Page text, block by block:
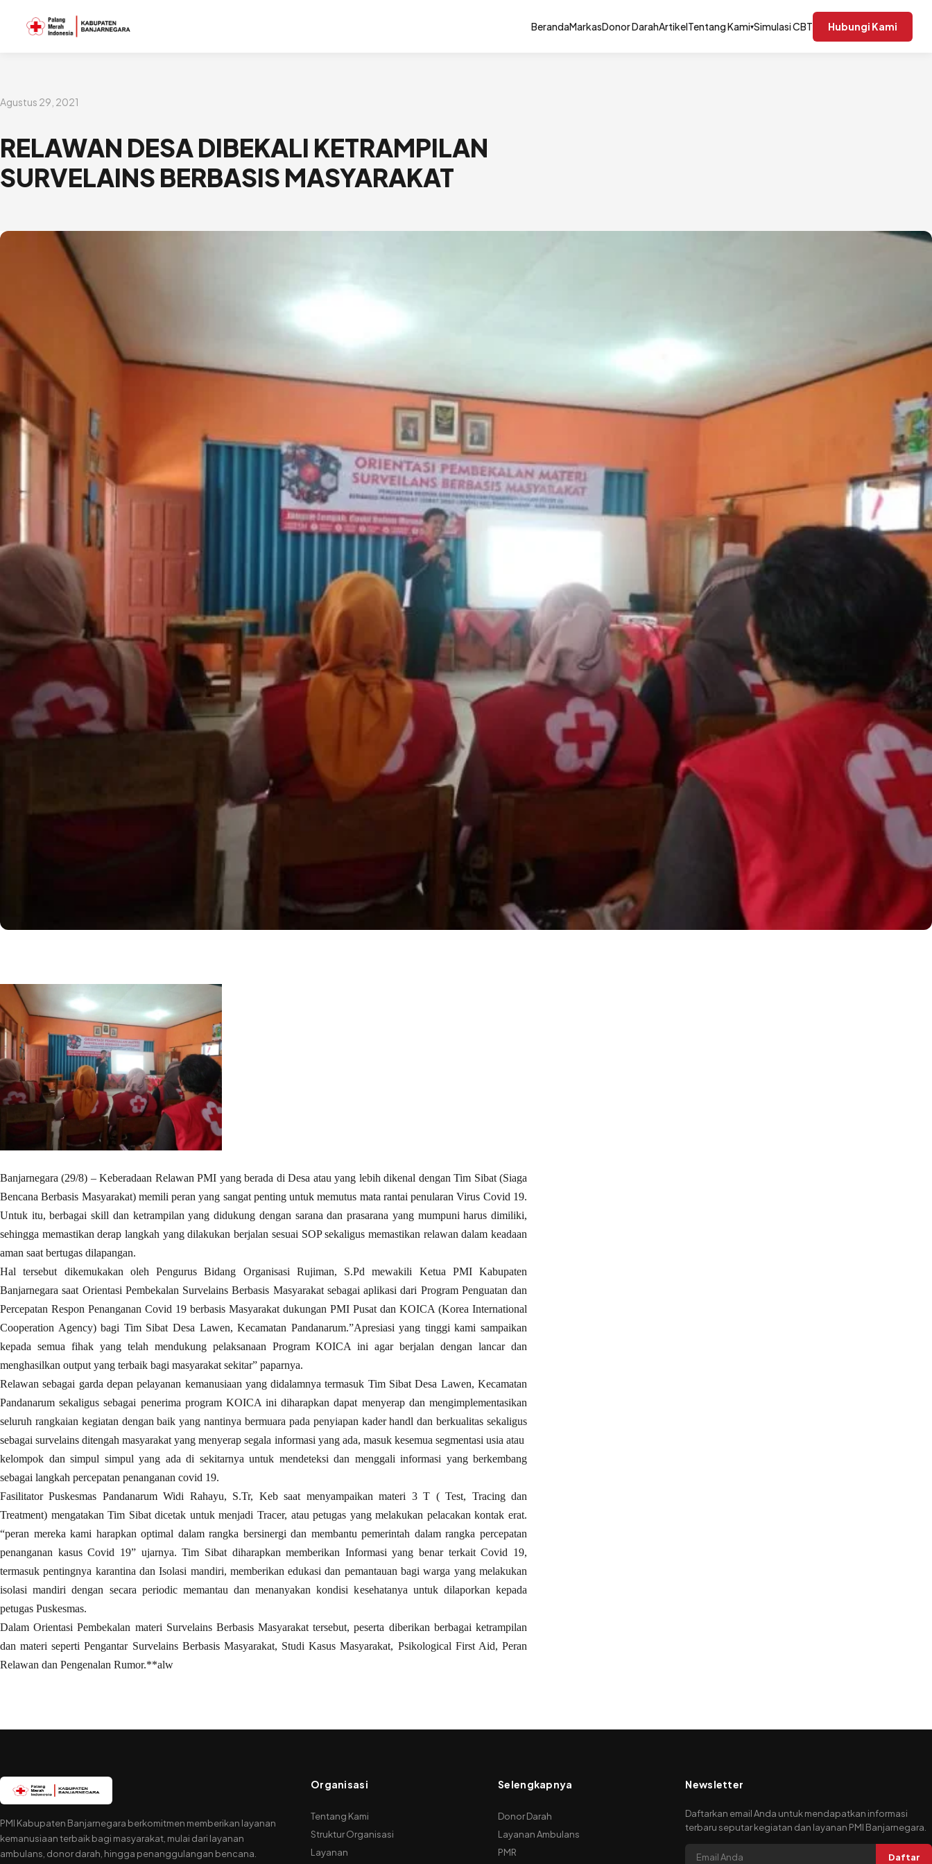
BerandaMarkasDonor DarahArtikelTentang Kami▾Simulasi CBT Hubungi Kami
Agustus 29, 2021
RELAWAN DESA DIBEKALI KETRAMPILAN
SURVELAINS BERBASIS MASYARAKAT
Banjarnegara (29/8) – Keberadaan Relawan PMI yang berada di Desa atau yang lebih dikenal dengan Tim Sibat (Siaga
Bencana Berbasis Masyarakat) memili peran yang sangat penting untuk memutus mata rantai penularan Virus Covid 19.
Untuk itu, berbagai skill dan ketrampilan yang didukung dengan sarana dan prasarana yang mumpuni harus dimiliki,
sehingga memastikan derap langkah yang dilakukan berjalan sesuai SOP sekaligus memastikan relawan dalam keadaan
aman saat bertugas dilapangan.
Hal tersebut dikemukakan oleh Pengurus Bidang Organisasi Rujiman, S.Pd mewakili Ketua PMI Kabupaten
Banjarnegara saat Orientasi Pembekalan Survelains Berbasis Masyarakat sebagai aplikasi dari Program Penguatan dan
Percepatan Respon Penanganan Covid 19 berbasis Masyarakat dukungan PMI Pusat dan KOICA (Korea International
Cooperation Agency) bagi Tim Sibat Desa Lawen, Kecamatan Pandanarum.”Apresiasi yang tinggi kami sampaikan
kepada semua fihak yang telah mendukung pelaksanaan Program KOICA ini agar berjalan dengan lancar dan
menghasilkan output yang terbaik bagi masyarakat sekitar” paparnya.
Relawan sebagai garda depan pelayanan kemanusiaan yang didalamnya termasuk Tim Sibat Desa Lawen, Kecamatan
Pandanarum sekaligus sebagai penerima program KOICA ini diharapkan dapat menyerap dan mengimplementasikan
seluruh rangkaian kegiatan dengan baik yang nantinya bermuara pada penyiapan kader handl dan berkualitas sekaligus
sebagai survelains ditengah masyarakat yang menyerap segala informasi yang ada, masuk kesemua segmentasi usia atau
kelompok dan simpul simpul yang ada di sekitarnya untuk mendeteksi dan menggali informasi yang berkembang
sebagai langkah percepatan penanganan covid 19.
Fasilitator Puskesmas Pandanarum Widi Rahayu, S.Tr, Keb saat menyampaikan materi 3 T ( Test, Tracing dan
Treatment) mengatakan Tim Sibat dicetak untuk menjadi Tracer, atau petugas yang melakukan pelacakan kontak erat.
“peran mereka kami harapkan optimal dalam rangka bersinergi dan membantu pemerintah dalam rangka percepatan
penanganan kasus Covid 19” ujarnya. Tim Sibat diharapkan memberikan Informasi yang benar terkait Covid 19,
termasuk pentingnya karantina dan Isolasi mandiri, memberikan edukasi dan pemantauan bagi warga yang melakukan
isolasi mandiri dengan secara periodic memantau dan menanyakan kondisi kesehatanya untuk dilaporkan kepada
petugas Puskesmas.
Dalam Orientasi Pembekalan materi Survelains Berbasis Masyarakat tersebut, peserta diberikan berbagai ketrampilan
dan materi seperti Pengantar Survelains Berbasis Masyarakat, Studi Kasus Masyarakat, Psikological First Aid, Peran
Relawan dan Pengenalan Rumor.**alw
PMI Kabupaten Banjarnegara berkomitmen memberikan layanan
kemanusiaan terbaik bagi masyarakat, mulai dari layanan
ambulans, donor darah, hingga penanggulangan bencana.
Organisasi
Tentang Kami
Struktur Organisasi
Layanan
Selengkapnya
Donor Darah
Layanan Ambulans
PMR
Newsletter
Daftarkan email Anda untuk mendapatkan informasi
terbaru seputar kegiatan dan layanan PMI Banjarnegara.
Daftar